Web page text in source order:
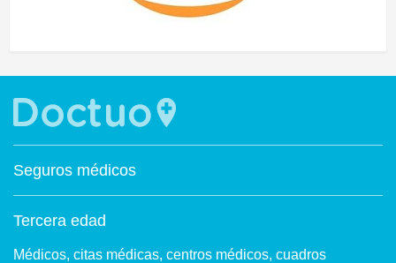
Seguros médicos
Tercera edad
Médicos, citas médicas, centros médicos, cuadros